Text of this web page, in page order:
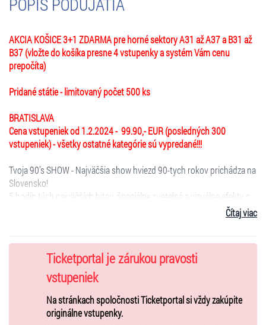
AKCIA KOŠICE 3+1 ZDARMA pre horné sektory A31 až A37 a B31 až
B37 (vložte do košíka presne 4 vstupenky a systém Vám cenu
prepočíta)
Pridané státie - limitovaný počet 500 ks
BRATISLAVA
Cena vstupeniek od 1.2.2024 - 99.90,- EUR (posledných 300
vstupeniek) - všetky ostatné kategórie sú vypredané!!!
Tvoja 90’s SHOW - Najväčšia show hviezd 90-tych rokov prichádza na
Slovensko!
5 hodín tých najväčších hitov, špeciálne svetelné a vizuálne efekty s
pódiom v strede, laserová show, LED obrazovky, pyrotechnika, to
všetko 23.2.2024 v Steel aréne v rámci osláv 18-tych narodenín a
Line up plný legiend spolu s ich najväčšími hitmi:
2 Unlimited
(hity: No Limit, Get Ready)
Haddaway(hity: What Is Love, Life)
Čítaj viac
Ticketportal je zárukou pravosti
vstupeniek
Na stránkach spoločnosti Ticketportal si vždy zakúpite
originálne vstupenky.